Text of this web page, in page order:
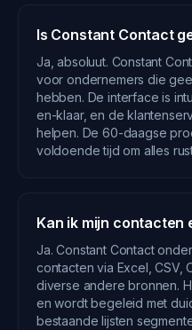
Is Constant Contact
Ja, absoluut. Constant
voor ondernemers die
hebben. De interface is
en-klaar, en de
helpen. De 60-daagse
voldoende tijd om alles
Kan ik mijn contacten
Ja. Constant Contact
contacten via Excel, CSV,
diverse andere bronnen.
en wordt begeleid met
bestaande lijsten